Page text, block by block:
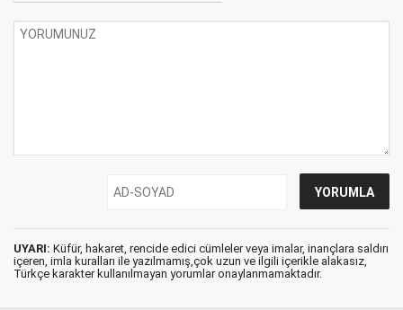
UYARI: Küfür, hakaret, rencide edici cümleler veya imalar, inançlara saldırı
içeren, imla kuralları ile yazılmamış,çok uzun ve ilgili içerikle alakasız,
Türkçe karakter kullanılmayan yorumlar onaylanmamaktadır.